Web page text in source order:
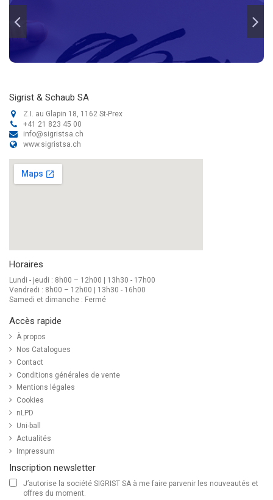
Sigrist & Schaub SA
Z.I. au Glapin 18, 1162 St-Prex
+41 21 823 45 00
info@sigristsa.ch
www.sigristsa.ch
Horaires
Lundi - jeudi : 8h00 – 12h00 | 13h30 - 17h00
Vendredi : 8h00 – 12h00 | 13h30 - 16h00
Samedi et dimanche : Fermé
Accès rapide
À propos
Nos Catalogues
Contact
Conditions générales de vente
Mentions légales
Cookies
nLPD
Uni-ball
Actualités
Impressum
Inscription newsletter
J’autorise la société SIGRIST SA à me faire parvenir les nouveautés et
offres du moment.